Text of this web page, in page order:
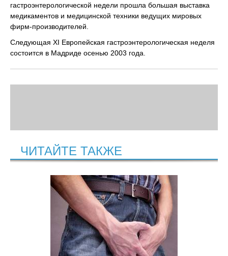
гастроэнтерологической недели прошла большая выставка
медикаментов и медицинской техники ведущих мировых
фирм-производителей.
Следующая XI Европейская гастроэнтерологическая неделя
состоится в Мадриде осенью 2003 года.
ЧИТАЙТЕ ТАКЖЕ